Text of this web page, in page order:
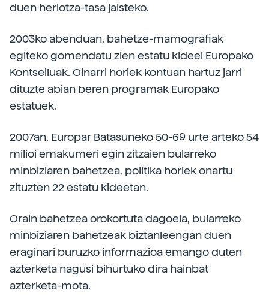
duen heriotza-tasa jaisteko.
2003ko abenduan, bahetze-mamografiak
egiteko gomendatu zien estatu kideei Europako
Kontseiluak. Oinarri horiek kontuan hartuz jarri
dituzte abian beren programak Europako
estatuek.
2007an, Europar Batasuneko 50-69 urte arteko 54
milioi emakumeri egin zitzaien bularreko
minbiziaren bahetzea, politika horiek onartu
zituzten 22 estatu kideetan.
Orain bahetzea orokortuta dagoela, bularreko
minbiziaren bahetzeak biztanleengan duen
eraginari buruzko informazioa emango duten
azterketa nagusi bihurtuko dira hainbat
azterketa-mota.